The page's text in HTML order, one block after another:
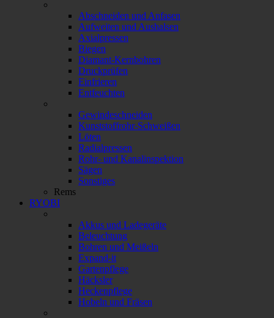
Abschneiden und Anfasen
Aufweiten und Aushalsen
Axialpressen
Biegen
Diamant-Kernbohren
Druckprüfen
Einfrieren
Entfeuchten
Gewindeschneiden
Kunststoffrohr-Schweißen
Löten
Radialpressen
Rohr- und Kanalinspektion
Sägen
Sonstiges
Rems
RYOBI
Akkus und Ladegeräte
Beleuchtung
Bohren und Meißeln
Expand-it
Gartenpflege
Häcksler
Heckenpflege
Hobeln und Fräsen